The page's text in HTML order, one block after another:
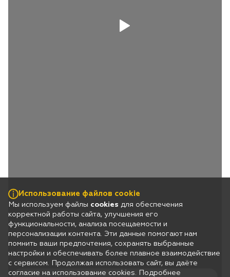
Использование файлов cookie
Мы используем файлы cookies для обеспечения
корректной работы сайта, улучшения его
функциональности, анализа посещаемости и
персонализации контента. Эти данные помогают нам
помнить ваши предпочтения, сохранять выбранные
настройки и обеспечивать более плавное взаимодействие
с сервисом. Продолжая использовать сайт, вы даёте
согласие на использование cookies. Подробнее